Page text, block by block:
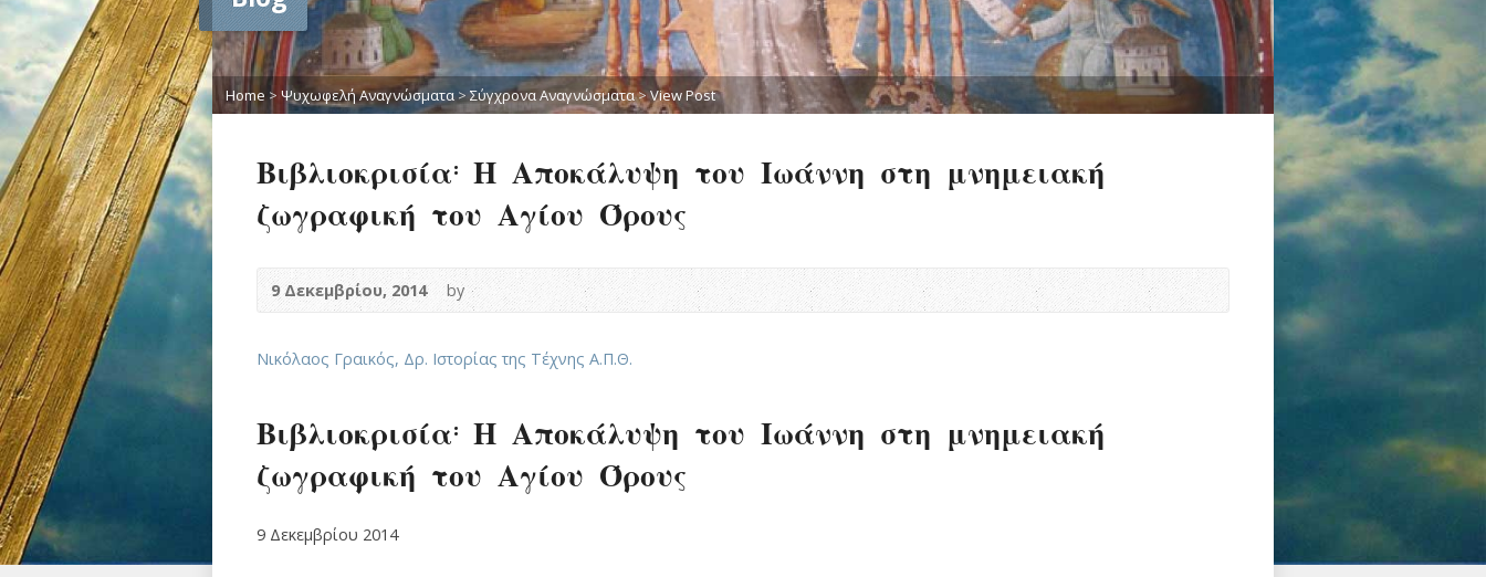
Home > Ψυχωφελή Αναγνώσματα>Σύγχρονα Αναγνώσματα>View Post
Βιβλιοκρισία: Η Αποκάλυψη του Ιωάννη στη μνημειακή
ζωγραφική του Αγίου Όρους
9 Δεκεμβρίου, 2014 by
Νικόλαος Γραικός, Δρ. Ιστορίας της Τέχνης Α.Π.Θ.
Βιβλιοκρισία: Η Αποκάλυψη του Ιωάννη στη μνημειακή
ζωγραφική του Αγίου Όρους
9 Δεκεμβρίου 2014